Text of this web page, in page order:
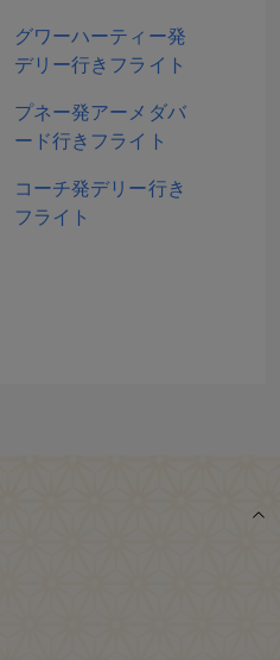
グワーハーティー発
デリー行きフライト
プネー発アーメダバ
ード行きフライト
コーチ発デリー行き
フライト